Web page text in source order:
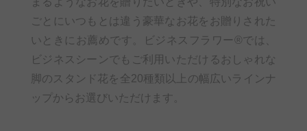
ごとにいつもとは違う豪華なお花をお贈りされた
いときにお薦めです。ビジネスフラワー®では、
ビジネスシーンでもご利用いただけるおしゃれな
脚のスタンド花を全20種類以上の幅広いラインナ
ップからお選びいただけます。